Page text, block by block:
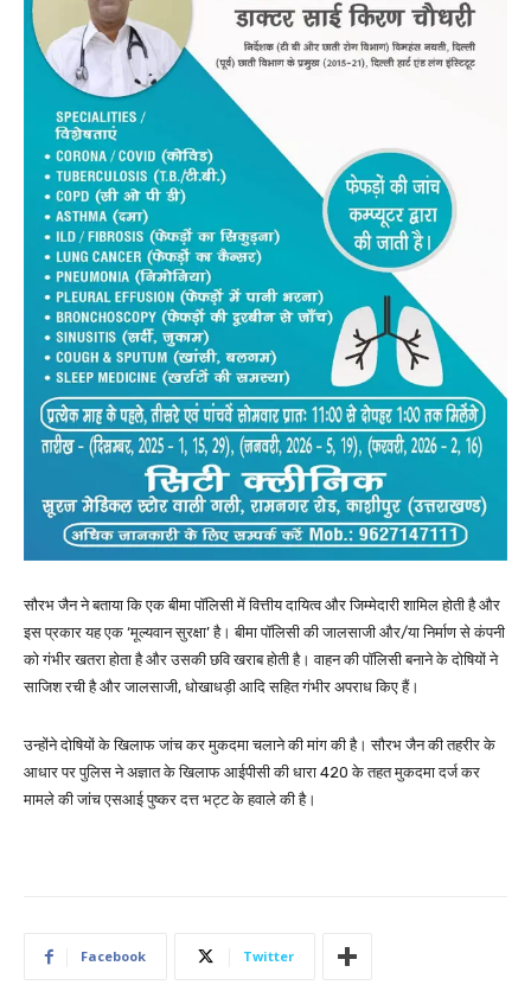
सौरभ जैन ने बताया कि एक बीमा पॉलिसी में वित्तीय दायित्व और जिम्मेदारी शामिल होती है और
इस प्रकार यह एक ‘मूल्यवान सुरक्षा’ है। बीमा पॉलिसी की जालसाजी और/या निर्माण से कंपनी
को गंभीर खतरा होता है और उसकी छवि खराब होती है। वाहन की पॉलिसी बनाने के दोषियों ने
साजिश रची है और जालसाजी, धोखाधड़ी आदि सहित गंभीर अपराध किए हैं।
उन्होंने दोषियों के खिलाफ जांच कर मुकदमा चलाने की मांग की है। सौरभ जैन की तहरीर के
आधार पर पुलिस ने अज्ञात के खिलाफ आईपीसी की धारा 420 के तहत मुकदमा दर्ज कर
मामले की जांच एसआई पुष्कर दत्त भट्ट के हवाले की है।
Facebook Twitter